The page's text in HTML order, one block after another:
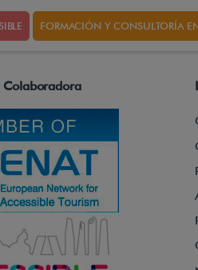
FORMACIÓN Y CONSULTORÍA
Colaboradora